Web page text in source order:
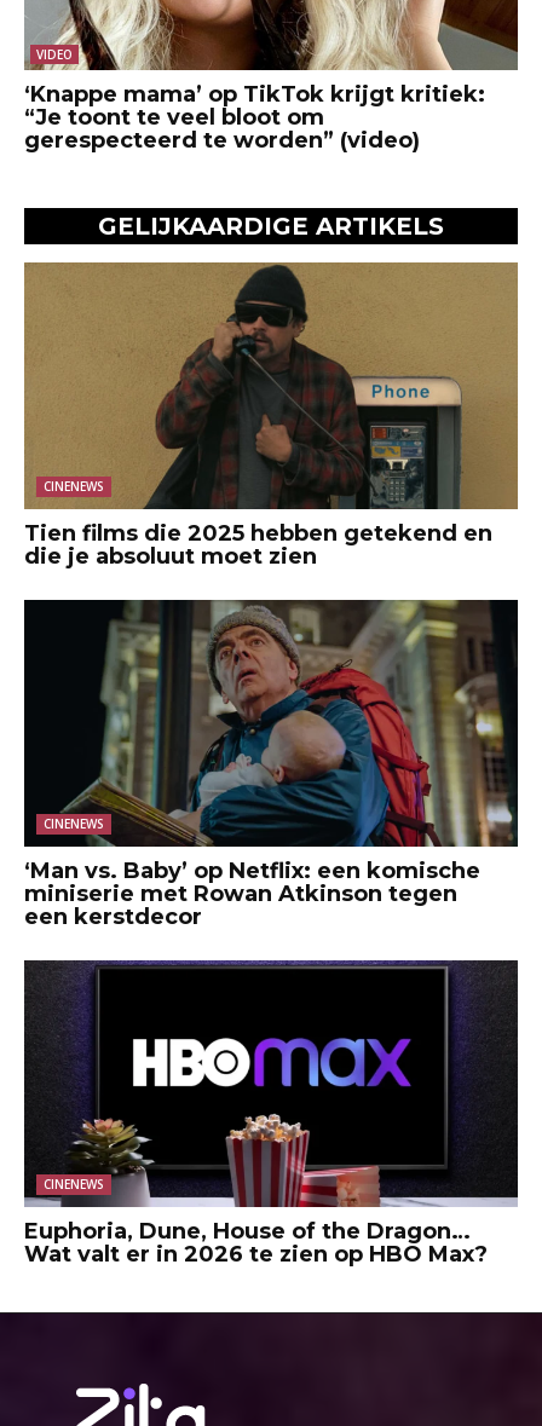
VIDEO
‘Knappe mama’ op TikTok krijgt kritiek:
“Je toont te veel bloot om
gerespecteerd te worden” (video)
GELIJKAARDIGE ARTIKELS
CINENEWS
Tien films die 2025 hebben getekend en
die je absoluut moet zien
CINENEWS
‘Man vs. Baby’ op Netflix: een komische
miniserie met Rowan Atkinson tegen
een kerstdecor
CINENEWS
Euphoria, Dune, House of the Dragon…
Wat valt er in 2026 te zien op HBO Max?